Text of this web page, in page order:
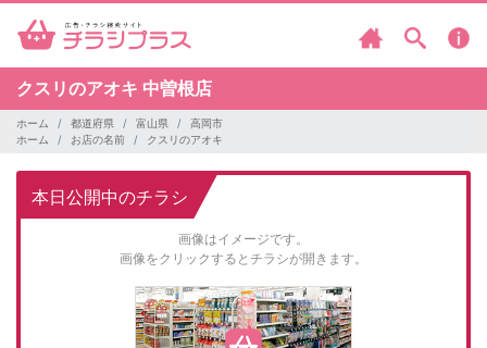
クスリのアオキ 中曽根店
ホーム 都道府県 富山県
高岡市
ホーム
お店の名前 クスリのアオキ
本日公開中のチラシ
画像はイメージです。
画像をクリックするとチラシが開きます。